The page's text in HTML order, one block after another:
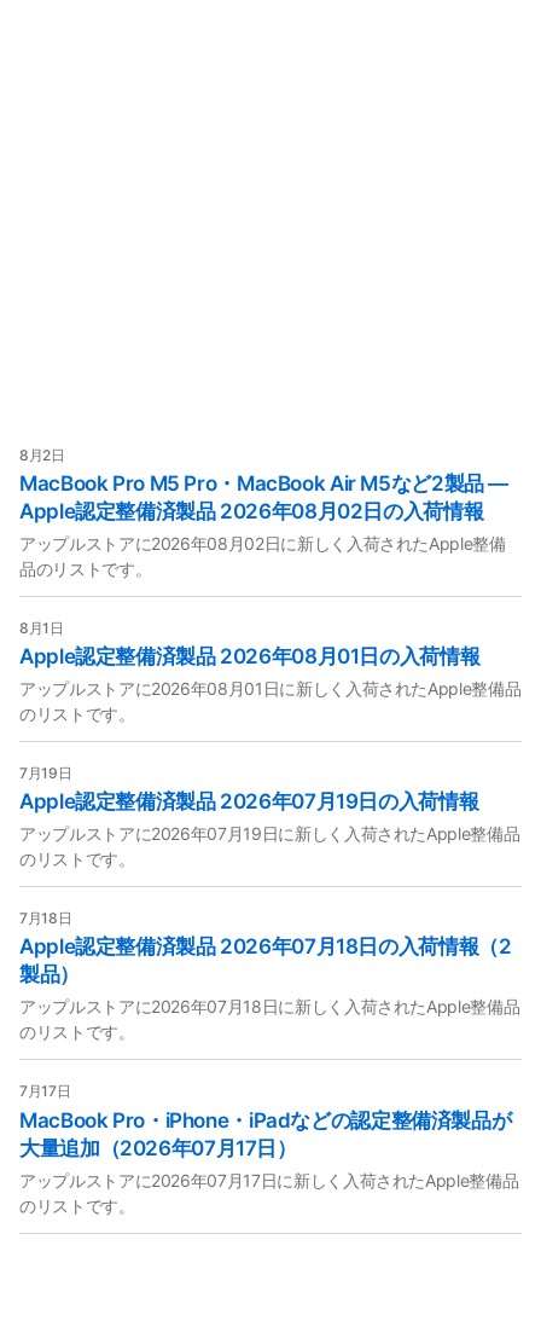
8月2日
MacBook Pro M5 Pro・MacBook Air M5など2製品 —
Apple認定整備済製品 2026年08月02日の入荷情報
アップルストアに2026年08月02日に新しく入荷されたApple整備
品のリストです。
8月1日
Apple認定整備済製品 2026年08月01日の入荷情報
アップルストアに2026年08月01日に新しく入荷されたApple整備品
のリストです。
7月19日
Apple認定整備済製品 2026年07月19日の入荷情報
アップルストアに2026年07月19日に新しく入荷されたApple整備品
のリストです。
7月18日
Apple認定整備済製品 2026年07月18日の入荷情報（2
製品）
アップルストアに2026年07月18日に新しく入荷されたApple整備品
のリストです。
7月17日
MacBook Pro・iPhone・iPadなどの認定整備済製品が
大量追加（2026年07月17日）
アップルストアに2026年07月17日に新しく入荷されたApple整備品
のリストです。